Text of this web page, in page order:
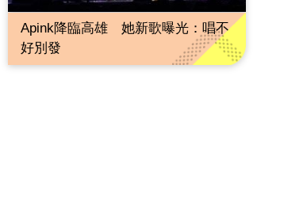
Apink降臨高雄 她新歌曝光：唱不
好別發